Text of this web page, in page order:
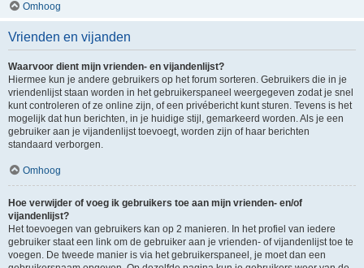
Omhoog
Vrienden en vijanden
Waarvoor dient mijn vrienden- en vijandenlijst?
Hiermee kun je andere gebruikers op het forum sorteren. Gebruikers die in je
vriendenlijst staan worden in het gebruikerspaneel weergegeven zodat je snel
kunt controleren of ze online zijn, of een privébericht kunt sturen. Tevens is het
mogelijk dat hun berichten, in je huidige stijl, gemarkeerd worden. Als je een
gebruiker aan je vijandenlijst toevoegt, worden zijn of haar berichten
standaard verborgen.
Omhoog
Hoe verwijder of voeg ik gebruikers toe aan mijn vrienden- en/of
vijandenlijst?
Het toevoegen van gebruikers kan op 2 manieren. In het profiel van iedere
gebruiker staat een link om de gebruiker aan je vrienden- of vijandenlijst toe te
voegen. De tweede manier is via het gebruikerspaneel, je moet dan een